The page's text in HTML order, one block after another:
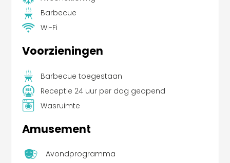
Barbecue
Wi-Fi
Voorzieningen
Barbecue toegestaan
Receptie 24 uur per dag geopend
Wasruimte
Amusement
Avondprogramma